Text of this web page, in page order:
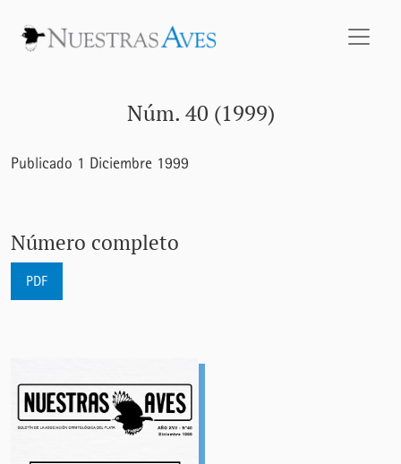
Núm. 40 (1999)
Publicado 1 Diciembre 1999
Número completo
PDF